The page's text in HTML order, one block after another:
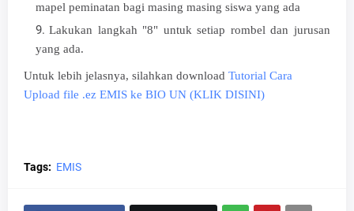
mapel peminatan bagi masing masing siswa yang ada
Lakukan langkah "8" untuk setiap rombel dan jurusan
yang ada.
Untuk lebih jelasnya, silahkan download Tutorial Cara
Upload file .ez EMIS ke BIO UN (KLIK DISINI)
Tags: EMIS